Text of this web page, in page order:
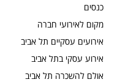
כנסים
מקום לאירועי חברה
אירועים עסקיים תל אביב
אירוע עסקי בתל אביב
אולם להשכרה תל אביב